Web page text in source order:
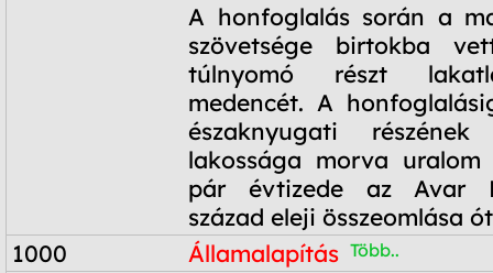
A honfoglalás során a
szövetsége birtokba
túlnyomó részt
medencét. A
északnyugati
lakossága morva
pár évtizede az Avar
század eleji összeomlása
1000
Államalapítás Több..